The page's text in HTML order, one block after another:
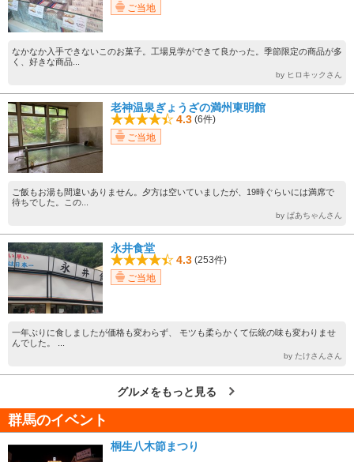
ご当地
なかなか入手できないこのお菓子。工場見学ができて良かった。季節限定の商品が多
く、好きな商品...
by ヒロキックさん
老神温泉ぎょうざの満州東明館
4.3 (6件)
ご当地
ご飯もお湯も間違いありません。夕方は空いていましたが、19時ぐらいには満席で
待ちでした。この...
by ぱあちゃんさん
永井食堂
4.3 (253件)
ご当地
一年ぶりに食しましたが価格も変わらず、 モツも柔らかくて伝統の味も変わりませ
んでした。 ...
by たけさんさん
グルメをもっと見る
群馬のイベント
桐生八木節まつり